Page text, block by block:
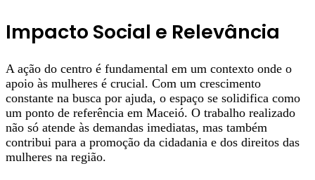
Impacto Social e Relevância
A ação do centro é fundamental em um contexto onde o
apoio às mulheres é crucial. Com um crescimento
constante na busca por ajuda, o espaço se solidifica como
um ponto de referência em Maceió. O trabalho realizado
não só atende às demandas imediatas, mas também
contribui para a promoção da cidadania e dos direitos das
mulheres na região.